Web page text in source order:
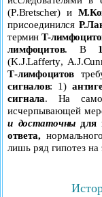
(P.Bretscher) и
присоединился
термин Т-
лимфоцитов. В
(K.J.Lafferty, A.J.
Т-лимфоцитов
сигналов: 1)
сигнала. На
исчерпывающей
и достаточны для
ответа,
лишь ряд гипотез на